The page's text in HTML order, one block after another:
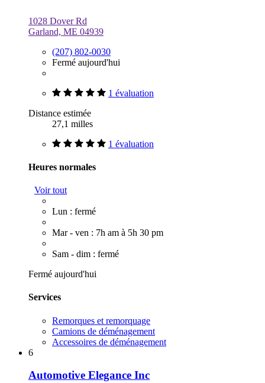
1028 Dover Rd
Garland, ME 04939
(207) 802-0030
Fermé aujourd'hui
1 évaluation
Distance estimée
27,1 milles
1 évaluation
Heures normales
Voir tout
Lun : fermé
Mar - ven : 7h am à 5h 30 pm
Sam - dim : fermé
Fermé aujourd'hui
Services
Remorques et remorquage
Camions de déménagement
Accessoires de déménagement
6
Automotive Elegance Inc